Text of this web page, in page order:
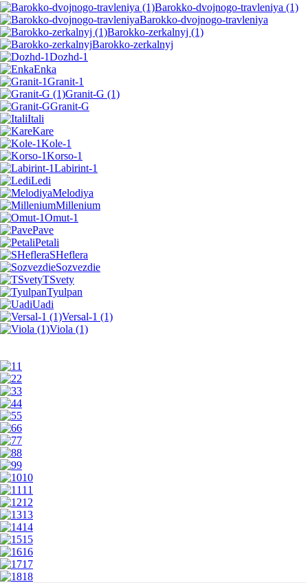
Barokko-dvojnogo-travleniya (1)
Barokko-dvojnogo-travleniya
Barokko-zerkalnyj (1)
Barokko-zerkalnyj
Dozhd-1
Enka
Granit-1
Granit-G (1)
Granit-G
Itali
Kare
Kole-1
Korso-1
Labirint-1
Ledi
Melodiya
Millenium
Omut-1
Pave
Petali
SHeflera
Sozvezdie
TSvety
Tyulpan
Uadi
Versal-1 (1)
Viola (1)
1
2
3
4
5
6
7
8
9
10
11
12
13
14
15
16
17
18